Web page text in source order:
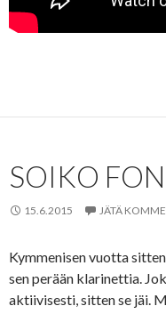
SOIKO
15.6.2015 JÄTÄ
Kymmenisen vuotta
sen perään klarinettia.
aktiivisesti, sitten se jäi.